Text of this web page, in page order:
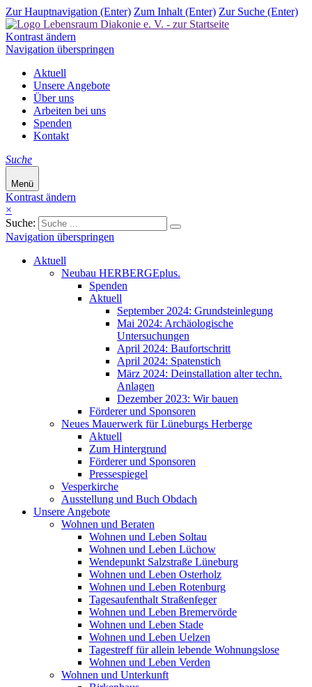
Zur Hauptnavigation (Enter) Zum Inhalt (Enter) Zur Suche (Enter)
Kontrast ändern
Navigation überspringen
Aktuell
Unsere Angebote
Über uns
Arbeiten bei uns
Spenden
Kontakt
Suche
Menü
Kontrast ändern
×
Suche:
Navigation überspringen
Aktuell
Neubau HERBERGEplus.
Spenden
Aktuell
September 2024: Grundsteinlegung
Mai 2024: Archäologische
Untersuchungen
April 2024: Baufortschritt
April 2024: Spatenstich
März 2024: Deinstallation alter techn.
Anlagen
Dezember 2023: Wir bauen
Förderer und Sponsoren
Neues Mauerwerk für Lüneburgs Herberge
Aktuell
Zum Hintergrund
Förderer und Sponsoren
Pressespiegel
Vesperkirche
Ausstellung und Buch Obdach
Unsere Angebote
Wohnen und Beraten
Wohnen und Leben Soltau
Wohnen und Leben Lüchow
Wendepunkt Salzstraße Lüneburg
Wohnen und Leben Osterholz
Wohnen und Leben Rotenburg
Tagesaufenthalt Straßenfeger
Wohnen und Leben Bremervörde
Wohnen und Leben Stade
Wohnen und Leben Uelzen
Tagestreff für allein lebende Wohnungslose
Wohnen und Leben Verden
Wohnen und Unterkunft